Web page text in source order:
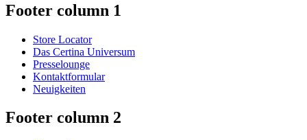
Footer column 1
Store Locator
Das Certina Universum
Presselounge
Kontaktformular
Neuigkeiten
Footer column 2